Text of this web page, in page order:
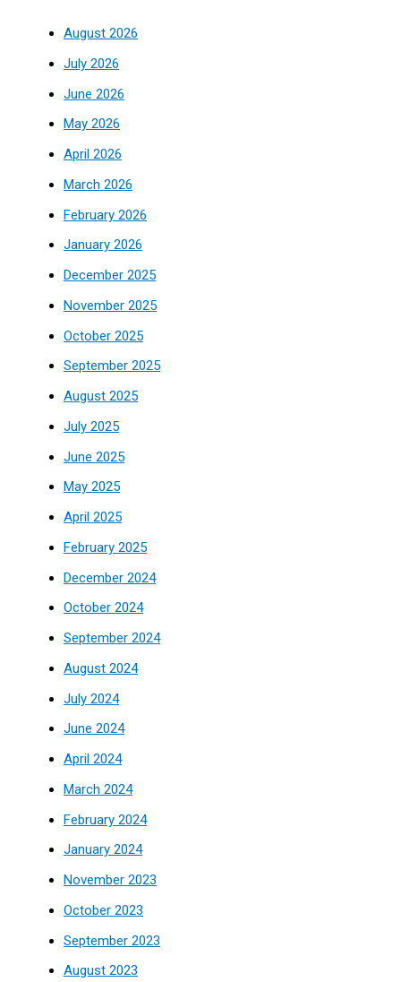
August 2026
July 2026
June 2026
May 2026
April 2026
March 2026
February 2026
January 2026
December 2025
November 2025
October 2025
September 2025
August 2025
July 2025
June 2025
May 2025
April 2025
February 2025
December 2024
October 2024
September 2024
August 2024
July 2024
June 2024
April 2024
March 2024
February 2024
January 2024
November 2023
October 2023
September 2023
August 2023